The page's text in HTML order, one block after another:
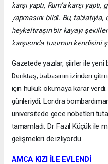
karşı yaptı, Rum’a karşı
yapmasını bildi. Bu,
heykeltıraşın bir kayayı
karşısında tutumun kendisini
Gazetede yazılar, şiirler ile yeni
Denktaş, babasının izinden
için hukuk okumaya karar verdi.
günleriydi. Londra
üniversitede gece nöbetleri
tamamladı. Dr. Fazıl Küçük ile
gelişmeleri de izliyordu.
AMCA KIZI İLE EVLENDİ